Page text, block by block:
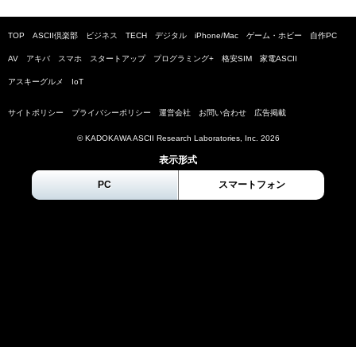
TOP ASCII倶楽部 ビジネス TECH デジタル iPhone/Mac ゲーム・ホビー 自作PC
AV アキバ スマホ スタートアップ プログラミング+ 格安SIM 家電ASCII
アスキーグルメ IoT
サイトポリシー プライバシーポリシー 運営会社 お問い合わせ 広告掲載
© KADOKAWA ASCII Research Laboratories, Inc. 2026
表示形式
PC スマートフォン